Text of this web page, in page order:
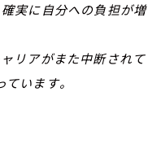
実に自分への負担が増
リアがまた中断されて
います。